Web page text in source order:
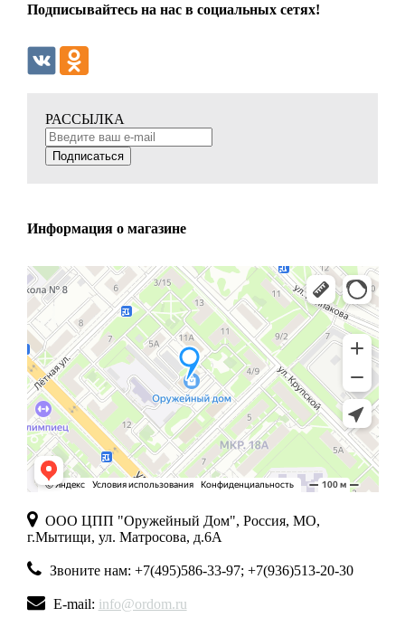
Подписывайтесь на нас в социальных сетях!
РАССЫЛКА
Подписаться
Информация о магазине
ООО ЦПП "Оружейный Дом", Россия, МО,
г.Мытищи, ул. Матросова, д.6А
Звоните нам: +7(495)586-33-97; +7(936)513-20-30
E-mail: info@ordom.ru